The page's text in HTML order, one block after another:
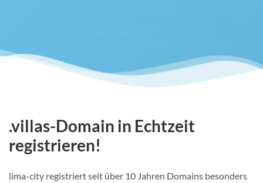
.villas-Domain in Echtzeit
registrieren!
lima-city registriert seit über 10 Jahren Domains besonders